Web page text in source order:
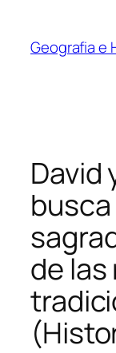
contenido
Geografia e
David
de las